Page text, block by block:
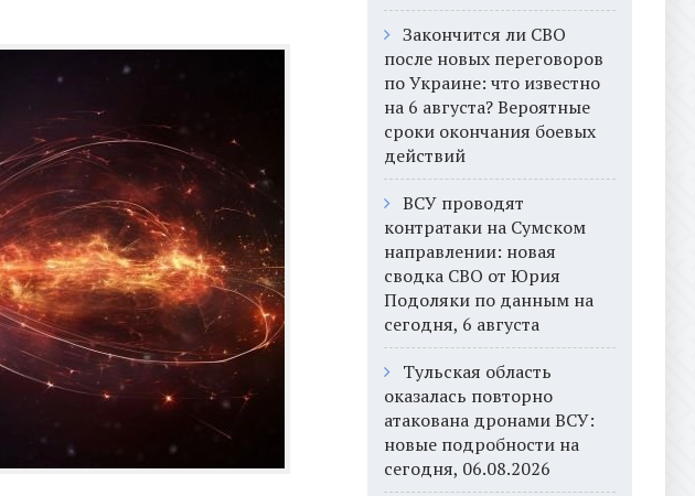
Закончится ли СВО
после новых переговоров
по Украине: что известно
на 6 августа? Вероятные
сроки окончания боевых
действий
ВСУ проводят
контратаки на Сумском
направлении: новая
сводка СВО от Юрия
Подоляки по данным на
сегодня, 6 августа
Тульская область
оказалась повторно
атакована дронами ВСУ:
новые подробности на
сегодня, 06.08.2026